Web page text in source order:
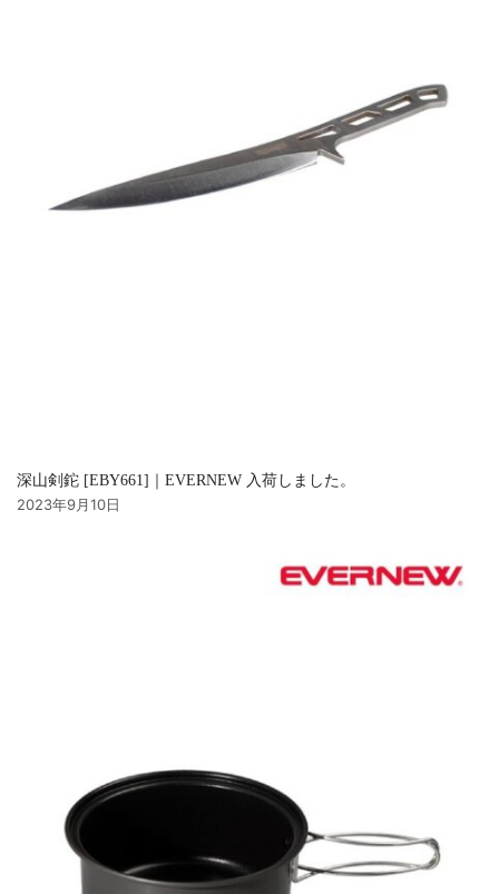
深山剣鉈 [EBY661]｜EVERNEW 入荷しました。
2023年9月10日